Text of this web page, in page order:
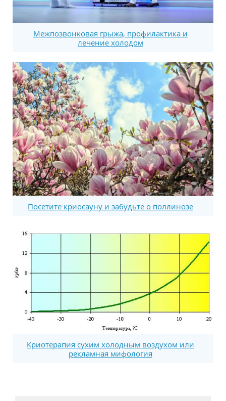
Межпозвонковая грыжа, профилактика и
лечение холодом
Посетите криосауну и забудьте о поллинозе
Криотерапия сухим холодным воздухом или
рекламная мифология